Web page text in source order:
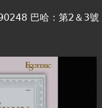
巴哈：第2＆3號